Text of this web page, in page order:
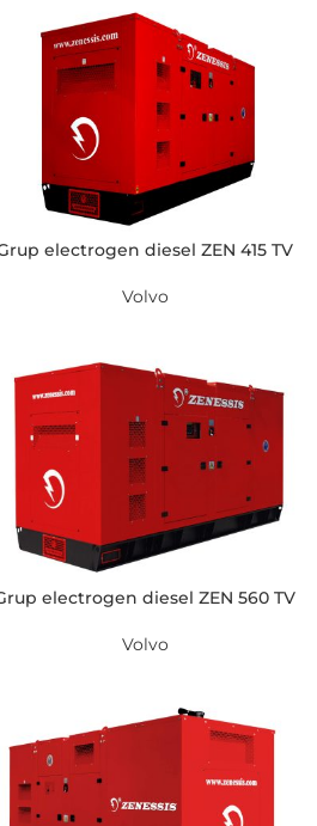
electrogen diesel ZEN 415 TV
Volvo
electrogen diesel ZEN 560 TV
Volvo